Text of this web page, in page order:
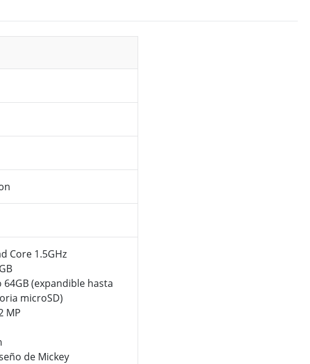
Core 1.5GHz
(expandible hasta
microSD)
MP
de Mickey